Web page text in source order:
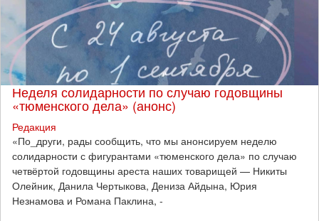
Неделя солидарности по случаю годовщины
«тюменского дела» (анонс)
Редакция
​«По_други, рады сообщить, что мы анонсируем неделю
солидарности с фигурантами «тюменского дела» по случаю
четвёртой годовщины ареста наших товарищей — Никиты
Олейник, Данила Чертыкова, Дениза Айдына, Юрия
Незнамова и Романа Паклина, -